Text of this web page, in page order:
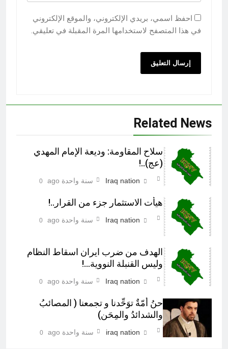
احفظ اسمي، بريدي الإلكتروني، والموقع الإلكتروني
في هذا المتصفح لاستخدامها المرة المقبلة في تعليقي.
Related News
سلاح المقاومة: وديعة الإمام المهدي
(عج)..!
Iraq nation سنة واحدة ago 0
هيأت الاستثمار جزء من القرار..!
Iraq nation سنة واحدة ago 0
الهدف من ضرب ايران اسقاط النظام
وليس القنبلة النووية…!
Iraq nation سنة واحدة ago 0
حنُ أمّةٌ توَحِّدنا و تجمعنا ( المصائبُ
والشدائدُ والمِحَن)
iraq nation سنة واحدة ago 0